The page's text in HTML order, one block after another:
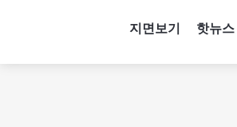
지면보기 핫뉴스